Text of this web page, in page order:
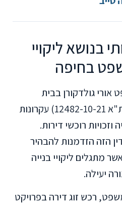
בנושא ליקויי
בחיפה
גולדקורן בבית
המשפט השלום בחיפה (ת"א 12482-10-21) עקרונות
וזכויות רוכשי דירות.
הזה הזדמנות להבהיר
מתגלים ליקויי בנייה
יעילה.
רכש זוג דירה בפרויקט